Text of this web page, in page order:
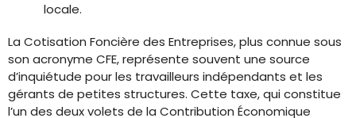
locale.
La Cotisation Foncière des Entreprises, plus connue sous
son acronyme CFE, représente souvent une source
d’inquiétude pour les travailleurs indépendants et les
gérants de petites structures. Cette taxe, qui constitue
l’un des deux volets de la Contribution Économique